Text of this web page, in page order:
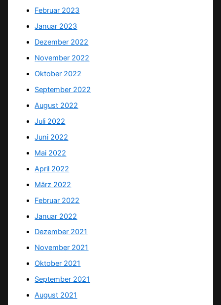
Februar 2023
Januar 2023
Dezember 2022
November 2022
Oktober 2022
September 2022
August 2022
Juli 2022
Juni 2022
Mai 2022
April 2022
März 2022
Februar 2022
Januar 2022
Dezember 2021
November 2021
Oktober 2021
September 2021
August 2021